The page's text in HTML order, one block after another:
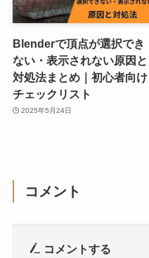
Blenderで頂点が選択でき
ない・表示されない原因と
対処法まとめ｜初心者向け
チェックリスト
2025年5月24日
コメント
コメントする